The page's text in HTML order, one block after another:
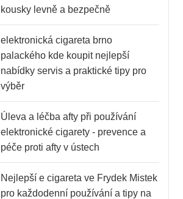
kousky levně a bezpečně
elektronická cigareta brno
palackého kde koupit nejlepší
nabídky servis a praktické tipy pro
výběr
Úleva a léčba afty při používání
elektronické cigarety - prevence a
péče proti afty v ústech
Nejlepší e cigareta ve Frydek Mistek
pro každodenní používání a tipy na